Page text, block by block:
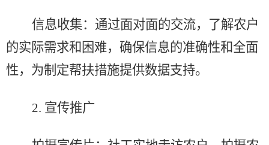
信息收集：通过面对面的交流，了解农户
的实际需求和困难，确保信息的准确性和全面
性，为制定帮扶措施提供数据支持。
2. 宣传推广